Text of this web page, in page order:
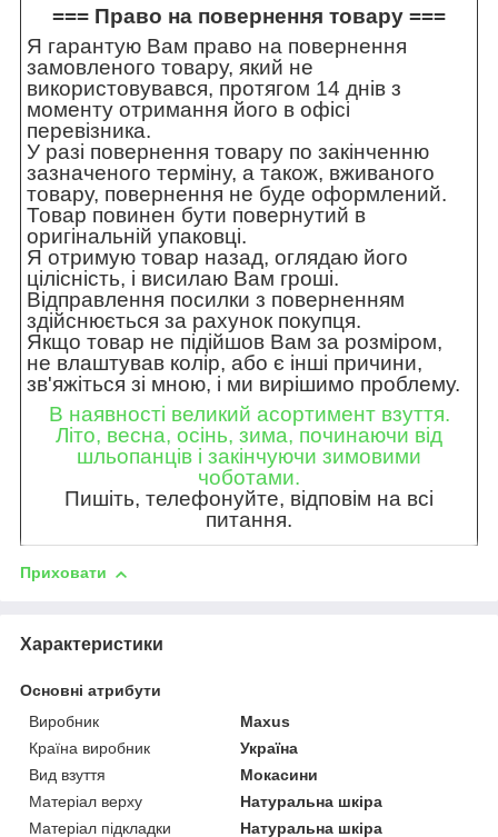
=== Право на повернення товару ===
Я гарантую Вам право на повернення
замовленого товару, який не
використовувався, протягом 14 днів з
моменту отримання його в офісі
перевізника.
У разі повернення товару по закінченню
зазначеного терміну, а також, вживаного
товару, повернення не буде оформлений.
Товар повинен бути повернутий в
оригінальній упаковці.
Я отримую товар назад, оглядаю його
цілісність, і висилаю Вам гроші.
Відправлення посилки з поверненням
здійснюється за рахунок покупця.
Якщо товар не підійшов Вам за розміром,
не влаштував колір, або є інші причини,
зв'яжіться зі мною, і ми вирішимо проблему.
В наявності великий асортимент взуття.
Літо, весна, осінь, зима, починаючи від
шльопанців і закінчуючи зимовими
чоботами.
Пишіть, телефонуйте, відповім на всі
питання.
Приховати
Характеристики
Основні атрибути
Виробник
Maxus
Країна виробник
Україна
Вид взуття
Мокасини
Матеріал верху
Натуральна шкіра
Матеріал підкладки
Натуральна шкіра